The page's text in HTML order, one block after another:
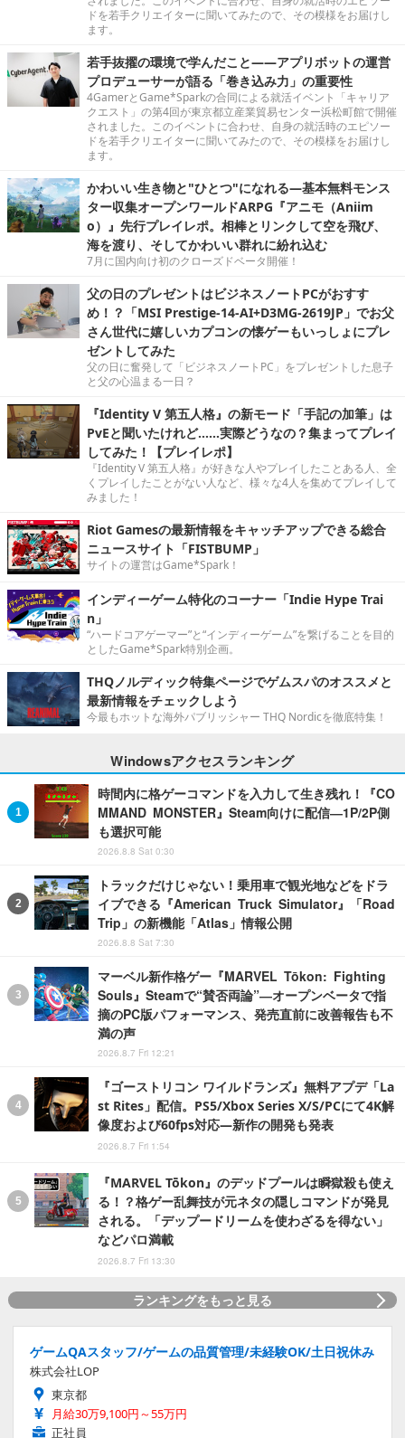
ドを若手クリエイターに聞いてみたので、その模様をお届けし
ます。
若手抜擢の環境で学んだこと――アプリボットの運営
プロデューサーが語る「巻き込み力」の重要性
4GamerとGame*Sparkの合同による就活イベント「キャリア
クエスト」の第4回が東京都立産業貿易センター浜松町館で開催
されました。このイベントに合わせ、自身の就活時のエピソー
ドを若手クリエイターに聞いてみたので、その模様をお届けし
ます。
かわいい生き物と"ひとつ"になれる―基本無料モンス
ター収集オープンワールドARPG『アニモ（Aniim
o）』先行プレイレポ。相棒とリンクして空を飛び、
海を渡り、そしてかわいい群れに紛れ込む
7月に国内向け初のクローズドベータ開催！
父の日のプレゼントはビジネスノートPCがおすす
め！？「MSI Prestige-14-AI+D3MG-2619JP」でお父
さん世代に嬉しいカプコンの懐ゲーもいっしょにプレ
ゼントしてみた
父の日に奮発して「ビジネスノートPC」をプレゼントした息子
と父の心温まる一日？
『Identity V 第五人格』の新モード「手記の加筆」は
PvEと聞いたけれど……実際どうなの？集まってプレイ
してみた！【プレイレポ】
『Identity V 第五人格』が好きな人やプレイしたことある人、全
くプレイしたことがない人など、様々な4人を集めてプレイして
みました！
Riot Gamesの最新情報をキャッチアップできる総合
ニュースサイト「FISTBUMP」
サイトの運営はGame*Spark！
インディーゲーム特化のコーナー「Indie Hype Trai
n」
“ハードコアゲーマー”と“インディーゲーム”を繋げることを目的
としたGame*Spark特別企画。
THQノルディック特集ページでゲムスパのオススメと
最新情報をチェックしよう
今最もホットな海外パブリッシャー THQ Nordicを徹底特集！
Windowsアクセスランキング
時間内に格ゲーコマンドを入力して生き残れ！『CO
MMAND MONSTER』Steam向けに配信―1P/2P側
も選択可能
2026.8.8 Sat 0:30
トラックだけじゃない！乗用車で観光地などをドラ
イブできる『American Truck Simulator』「Road
Trip」の新機能「Atlas」情報公開
2026.8.8 Sat 7:30
マーベル新作格ゲー『MARVEL Tōkon: Fighting
Souls』Steamで“賛否両論”―オープンベータで指
摘のPC版パフォーマンス、発売直前に改善報告も不
満の声
2026.8.7 Fri 12:21
『ゴーストリコン ワイルドランズ』無料アプデ「La
st Rites」配信。PS5/Xbox Series X/S/PCにて4K解
像度および60fps対応―新作の開発も発表
2026.8.7 Fri 1:54
『MARVEL Tōkon』のデッドプールは瞬獄殺も使え
る！？格ゲー乱舞技が元ネタの隠しコマンドが発見
される。「デップードリームを使わざるを得ない」
などパロ満載
2026.8.7 Fri 13:30
ランキングをもっと見る
ゲームQAスタッフ/ゲームの品質管理/未経験OK/土日祝休み
株式会社LOP
東京都
月給30万9,100円～55万円
正社員